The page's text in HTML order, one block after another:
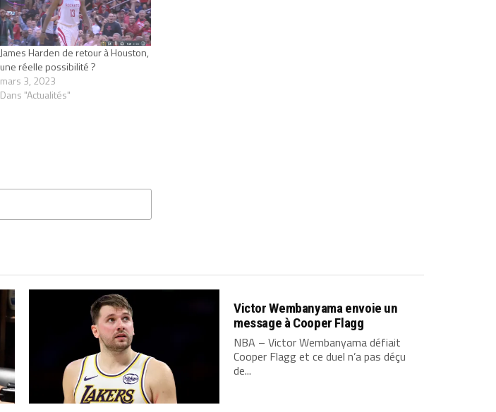
James Harden de retour à Houston,
une réelle possibilité ?
mars 3, 2023
Dans "Actualités"
Victor Wembanyama envoie un
message à Cooper Flagg
NBA – Victor Wembanyama défiait
Cooper Flagg et ce duel n’a pas déçu
de...